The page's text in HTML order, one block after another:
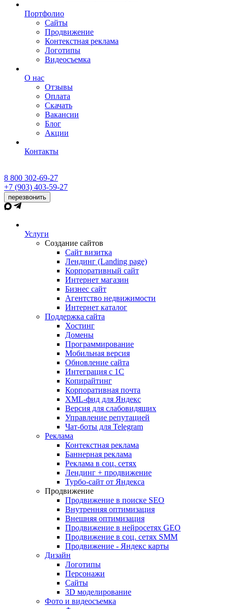
Портфолио
Сайты
Продвижение
Контекстная реклама
Логотипы
Видеосъемка
О нас
Отзывы
Оплата
Скачать
Вакансии
Блог
Акции
Контакты
8 800 302-69-27
+7 (903) 403-59-27
перезвонить
Услуги
Создание сайтов
Сайт визитка
Лендинг (Landing page)
Корпоративный сайт
Интернет магазин
Бизнес сайт
Агентство недвижимости
Интернет каталог
Поддержка сайта
Хостинг
Домены
Программирование
Мобильная версия
Обновление сайта
Интеграция с 1С
Копирайтинг
Корпоративная почта
XML-фид для Яндекс
Версия для слабовидящих
Управление репутацией
Чат-боты для Telegram
Реклама
Контекстная реклама
Баннерная реклама
Реклама в соц. сетях
Лендинг + продвижение
Турбо-сайт от Яндекса
Продвижение
Продвижение в поиске SEO
Внутренняя оптимизация
Внешняя оптимизация
Продвижение в нейросетях GEO
Продвижение в соц. сетях SMM
Продвижение - Яндекс карты
Дизайн
Логотипы
Персонажи
Сайты
3D моделирование
Фото и видеосъемка